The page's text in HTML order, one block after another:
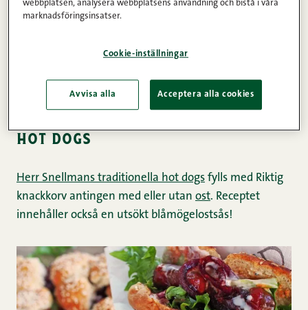
bra som hot dog-korv. För att underlätta ditt val
bästa hot dog-recept här nedan. Sedan är det bara att
hot dogs
Herr Snellmans traditionella hot dogs fylls med Riktig
knackkorv antingen med eller utan ost. Receptet
innehåller också en utsökt blåmögelostsås!
webbplatsen, analysera webbplatsens användning och bistå i våra
marknadsföringsinsatser.
Cookie-inställningar
Avvisa alla Acceptera alla cookies